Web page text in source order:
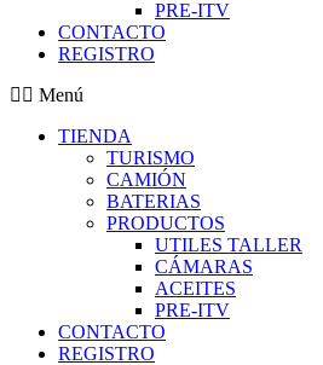
PRE-ITV
CONTACTO
REGISTRO
Menú
TIENDA
TURISMO
CAMIÓN
BATERIAS
PRODUCTOS
UTILES TALLER
CÁMARAS
ACEITES
PRE-ITV
CONTACTO
REGISTRO